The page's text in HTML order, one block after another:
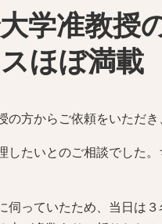
学准教授
スほぼ満載
の方からご依頼をいただ
したいとのご相談でした。
伺っていたため、当日は